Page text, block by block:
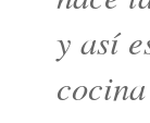
y así